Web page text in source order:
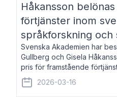
Håkansson
förtjänster inom
språkforskning och
Svenska Akademien har
Gullberg och Gisela
pris för framstående
språkforskning och
och Karin Forsberg för år
2026-03-16